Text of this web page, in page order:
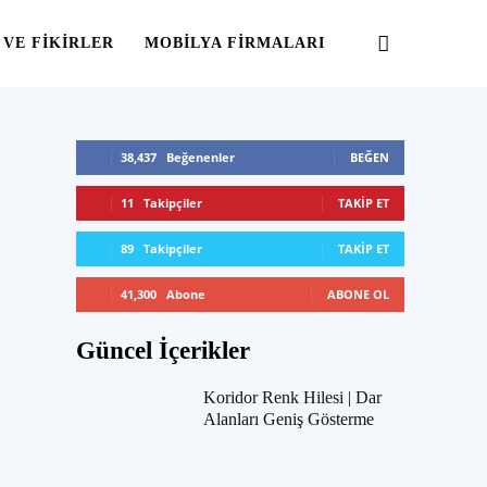
VE FIKIRLER MOBILYA FIRMALARI
38,437 Beğenenler BEĞEN
11 Takipçiler TAKIP ET
89 Takipçiler TAKIP ET
41,300 Abone ABONE OL
Güncel İçerikler
Koridor Renk Hilesi | Dar
Alanları Geniş Gösterme